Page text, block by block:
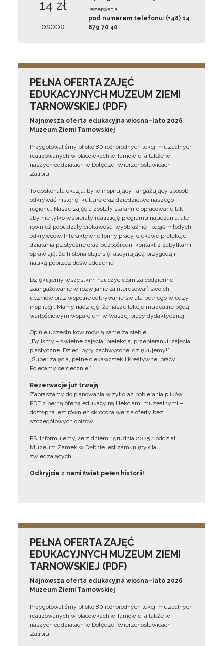
14 zł
osoba
rezerwacja
pod numerem telefonu: (+48) 14
679 70 40
PEŁNA OFERTA ZAJĘĆ
EDUKACYJNYCH MUZEUM ZIEMI
TARNOWSKIEJ (PDF)
Najnowsza oferta edukacyjna wiosna–lato 2026
Muzeum Ziemi Tarnowskiej
Przygotowaliśmy blisko 80 różnorodnych lekcji muzealnych
realizowanych w placówkach w Tarnowie, a także w
naszych oddziałach w Dołędze, Wierzchosławicach i
Zalipiu.
To doskonała okazja, by w inspirujący i angażujący sposób
odkrywać historię, kulturę oraz dziedzictwo naszego
regionu. Nasze zajęcia zostały starannie opracowane tak,
aby nie tylko wspierały realizację programu nauczania, ale
również pobudzały ciekawość, wyobraźnię i pasję młodych
odkrywców. Interaktywne formy pracy, ciekawe prelekcje,
działania plastyczne oraz bezpośredni kontakt z zabytkami
sprawiają, że historia staje się fascynującą przygodą i
nauką poprzez doświadczenie.
Dziękujemy wszystkim nauczycielom za codzienne
zaangażowanie w rozwijanie zainteresowań swoich
uczniów oraz wspólne odkrywanie świata pełnego wiedzy i
inspiracji. Mamy nadzieję, że nasze lekcje muzealne będą
wartościowym wsparciem w Waszej pracy dydaktycznej.
Opinie uczestników mówią same za siebie:
„Byliśmy – świetne zajęcia, prelekcja, przebieranki, zajęcia
plastyczne. Dzieci były zachwycone, dziękujemy!”
„Super zajęcia, pełne ciekawostek i kreatywnej pracy.
Polecamy serdecznie!”
Rezerwacje już trwają
Zapraszamy do planowania wizyt oraz pobierania plików
PDF z pełną ofertą edukacyjną i lekcjami muzealnymi –
dostępna jest również skrócona wersja oferty bez
szczegółowych opisów.
PS. Informujemy, że z dniem 1 grudnia 2025 r. oddział
Muzeum Zamek w Dębnie jest zamknięty dla
zwiedzających.
Odkryjcie z nami świat pełen historii!
PEŁNA OFERTA ZAJĘĆ
EDUKACYJNYCH MUZEUM ZIEMI
TARNOWSKIEJ (PDF)
Najnowsza oferta edukacyjna wiosna–lato 2026
Muzeum Ziemi Tarnowskiej
Przygotowaliśmy blisko 80 różnorodnych lekcji muzealnych
realizowanych w placówkach w Tarnowie, a także w
naszych oddziałach w Dołędze, Wierzchosławicach i
Zalipiu.